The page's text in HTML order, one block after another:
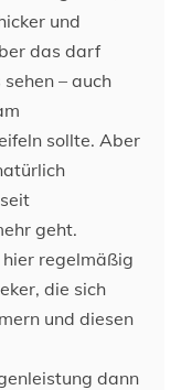
und
das darf
– auch
sollte. Aber
geht.
regelmäßig
die sich
und diesen
dann